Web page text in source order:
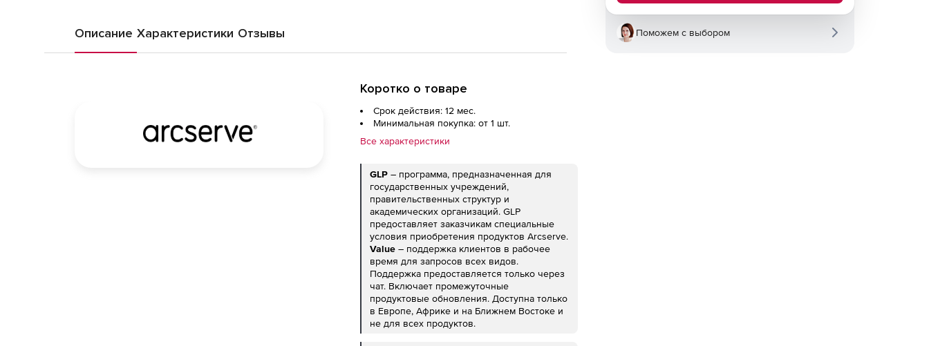
Описание Характеристики Отзывы
Коротко о товаре
Срок действия: 12 мес.
Минимальная покупка: от 1 шт.
Все характеристики
GLP – программа, предназначенная для
государственных учреждений,
правительственных структур и
академических организаций. GLP
предоставляет заказчикам специальные
условия приобретения продуктов Arcserve.
Value – поддержка клиентов в рабочее
время для запросов всех видов.
Поддержка предоставляется только через
чат. Включает промежуточные
продуктовые обновления. Доступна только
в Европе, Африке и на Ближнем Востоке и
не для всех продуктов.
Поможем с выбором